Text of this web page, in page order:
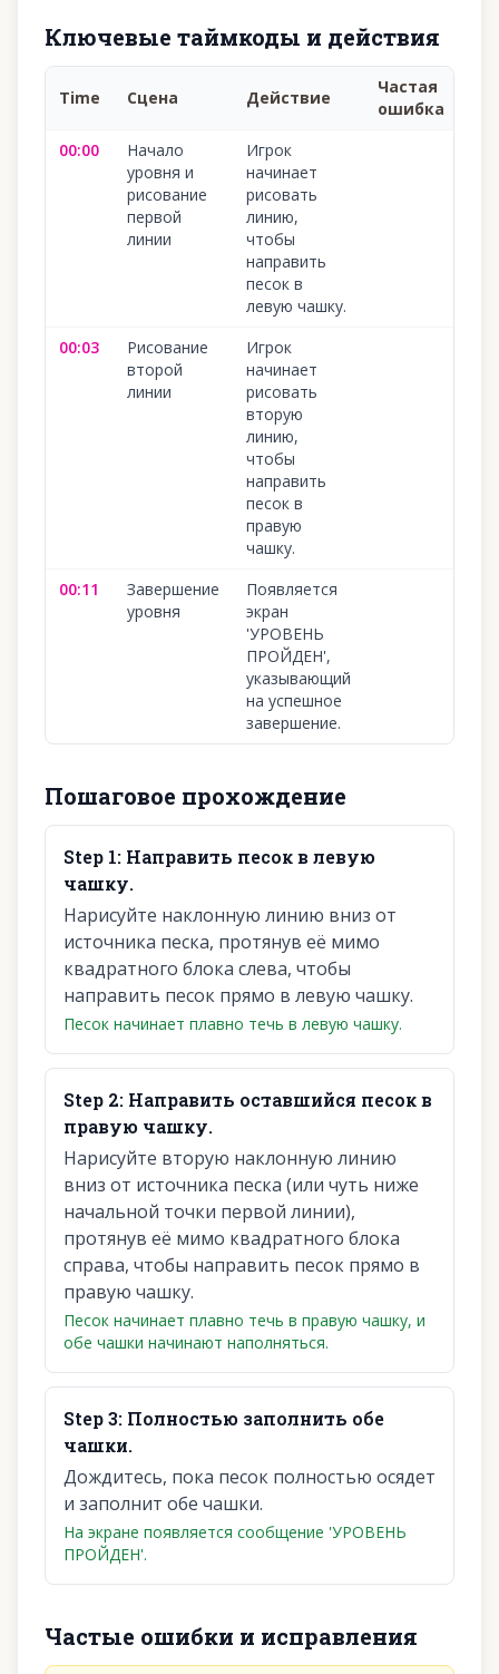
Ключевые таймкоды и действия
Time Сцена Действие
Частая
ошибка
00:00
Начало
уровня и
рисование
первой
линии
Игрок
начинает
рисовать
линию,
чтобы
направить
песок в
левую чашку.
00:03
Рисование
второй
линии
Игрок
начинает
рисовать
вторую
линию,
чтобы
направить
песок в
правую
чашку.
00:11
Завершение
уровня
Появляется
экран
'УРОВЕНЬ
ПРОЙДЕН',
указывающий
на успешное
завершение.
Пошаговое прохождение
Step 1: Направить песок в левую
чашку.
Нарисуйте наклонную линию вниз от
источника песка, протянув её мимо
квадратного блока слева, чтобы
направить песок прямо в левую чашку.
Песок начинает плавно течь в левую чашку.
Step 2: Направить оставшийся песок в
правую чашку.
Нарисуйте вторую наклонную линию
вниз от источника песка (или чуть ниже
начальной точки первой линии),
протянув её мимо квадратного блока
справа, чтобы направить песок прямо в
правую чашку.
Песок начинает плавно течь в правую чашку, и
обе чашки начинают наполняться.
Step3: Полностью заполнить обе
чашки.
Дождитесь, пока песок полностью осядет
и заполнит обе чашки.
На экране появляется сообщение 'УРОВЕНЬ
ПРОЙДЕН'.
Частые ошибки и исправления